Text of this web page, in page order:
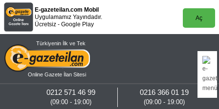
E-gazeteilan.com Mobil
Uygulamamız Yayındadır.
Ücretsiz - Google Play
Aç
Türkiyenin İlk ve Tek
Online Gazete İlan Sitesi
0216 366 01 19
(09:00 - 19:00)
0212 571 46 99
(09:00 - 19:00)